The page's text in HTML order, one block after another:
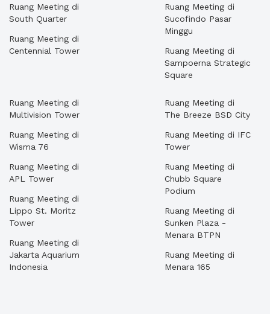
Ruang Meeting di
South Quarter
Ruang Meeting di
Centennial Tower
Ruang Meeting di
Sucofindo Pasar
Minggu
Ruang Meeting di
Sampoerna Strategic
Square
Ruang Meeting di
Multivision Tower
Ruang Meeting di
Wisma 76
Ruang Meeting di
APL Tower
Ruang Meeting di
Lippo St. Moritz
Tower
Ruang Meeting di
Jakarta Aquarium
Indonesia
Ruang Meeting di
The Breeze BSD City
Ruang Meeting di IFC
Tower
Ruang Meeting di
Chubb Square
Podium
Ruang Meeting di
Sunken Plaza -
Menara BTPN
Ruang Meeting di
Menara 165